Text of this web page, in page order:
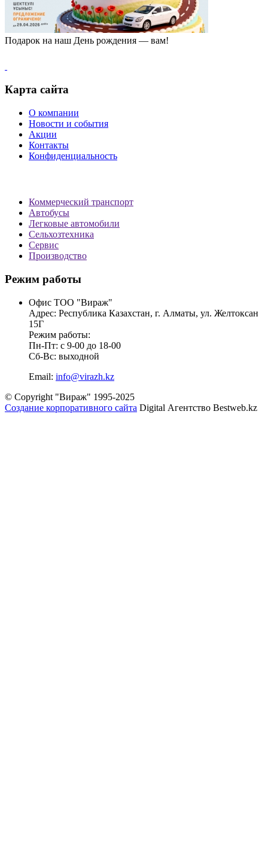
Подарок на наш День рождения — вам!
Карта сайта
О компании
Новости и события
Акции
Контакты
Конфиденциальность
Коммерческий транспорт
Автобусы
Легковые автомобили
Сельхозтехника
Сервис
Производство
Режим работы
Офис ТОО "Вираж"
Адрес: Республика Казахстан, г. Алматы, ул. Желтоксан
15Г
Режим работы:
Пн-Пт: с 9-00 до 18-00
Сб-Вс: выходной
Email: info@virazh.kz
© Copyright "Вираж" 1995-2025
Создание корпоративного сайта Digital Агентство Bestweb.kz